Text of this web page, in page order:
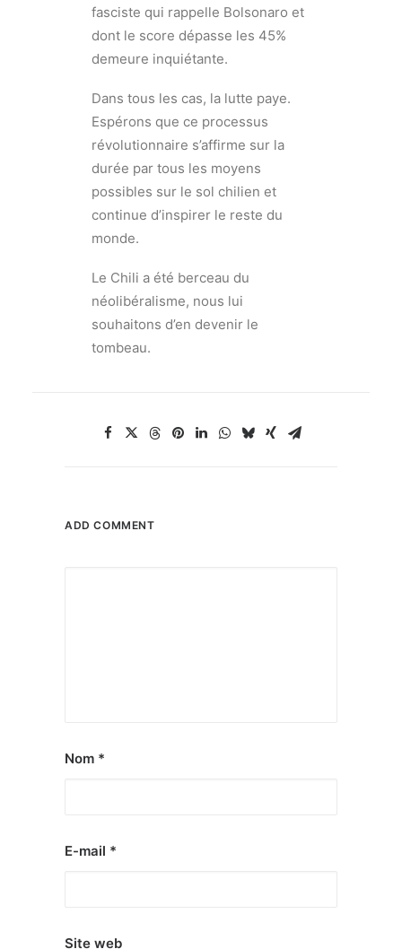
fasciste qui rappelle Bolsonaro et
dont le score dépasse les 45%
demeure inquiétante.
Dans tous les cas, la lutte paye.
Espérons que ce processus
révolutionnaire s’affirme sur la
durée par tous les moyens
possibles sur le sol chilien et
continue d’inspirer le reste du
monde.
Le Chili a été berceau du
néolibéralisme, nous lui
souhaitons d’en devenir le
tombeau.
ADD COMMENT
Nom *
E-mail *
Site web